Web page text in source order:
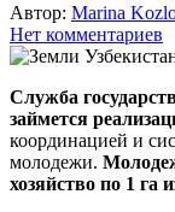
Автор: Marina
Нет комментариев
Служба
займется
координацией и
молодежи.
хозяйство по 1 га